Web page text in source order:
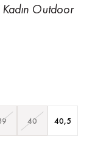
Outdoor
40 40,5